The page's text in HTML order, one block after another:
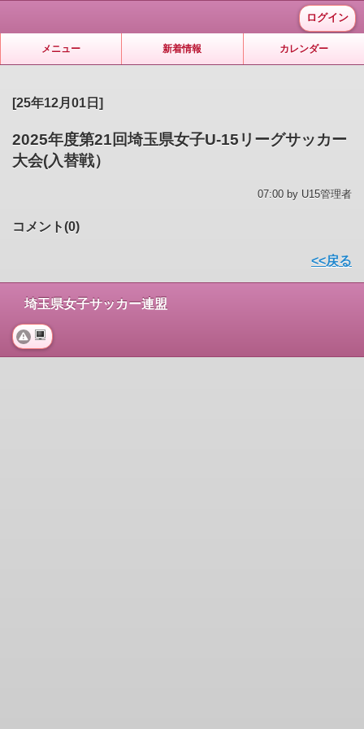
ログイン
メニュー 新着情報 カレンダー
[25年12月01日]
2025年度第21回埼玉県女子U-15リーグサッカー
大会(入替戦）
07:00 by U15管理者
コメント(0)
<<戻る
埼玉県女子サッカー連盟